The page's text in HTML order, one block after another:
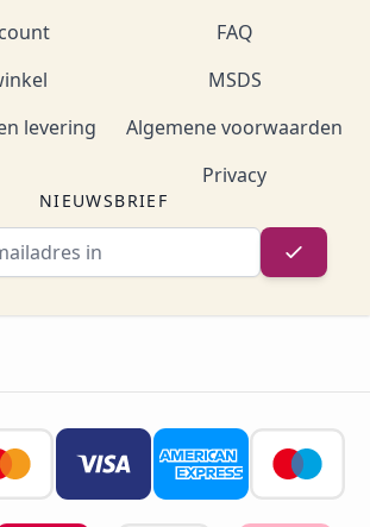
levering
FAQ
MSDS
Algemene voorwaarden
Privacy
NIEUWSBRIEF